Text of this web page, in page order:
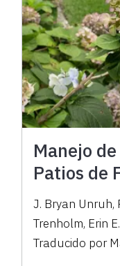
Manejo
Patios de
J. Bryan Unruh,
Trenholm, Erin
Traducido por